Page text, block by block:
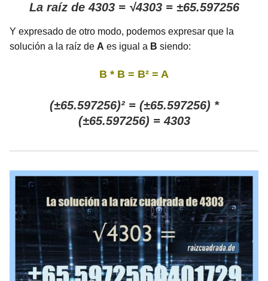
La raíz de 4303 = √4303 = ±65.597256
Y expresado de otro modo, podemos expresar que la
solución a la raíz de A es igual a B siendo:
B * B = B² = A
(±65.597256)² = (±65.597256) *
(±65.597256) = 4303